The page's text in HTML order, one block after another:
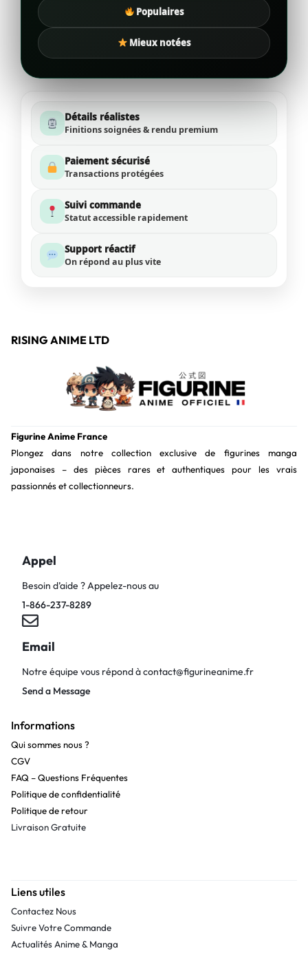
Populaires
Mieux notées
Détails réalistes
Finitions soignées & rendu premium
Paiement sécurisé
Transactions protégées
Suivi commande
Statut accessible rapidement
Support réactif
On répond au plus vite
RISING ANIME LTD
Figurine Anime France
Plongez dans notre collection exclusive de figurines manga
japonaises – des pièces rares et authentiques pour les vrais
passionnés et collectionneurs.
Appel
Besoin d’aide ? Appelez-nous au
1-866-237-8289
Email
Notre équipe vous répond àcontact@figurineanime.fr
Send a Message
Informations
Qui sommes nous ?
CGV
FAQ – Questions Fréquentes
Politique de confidentialité
Politique de retour
Livraison Gratuite
Liens utiles
Contactez Nous
Suivre Votre Commande
Actualités Anime & Manga